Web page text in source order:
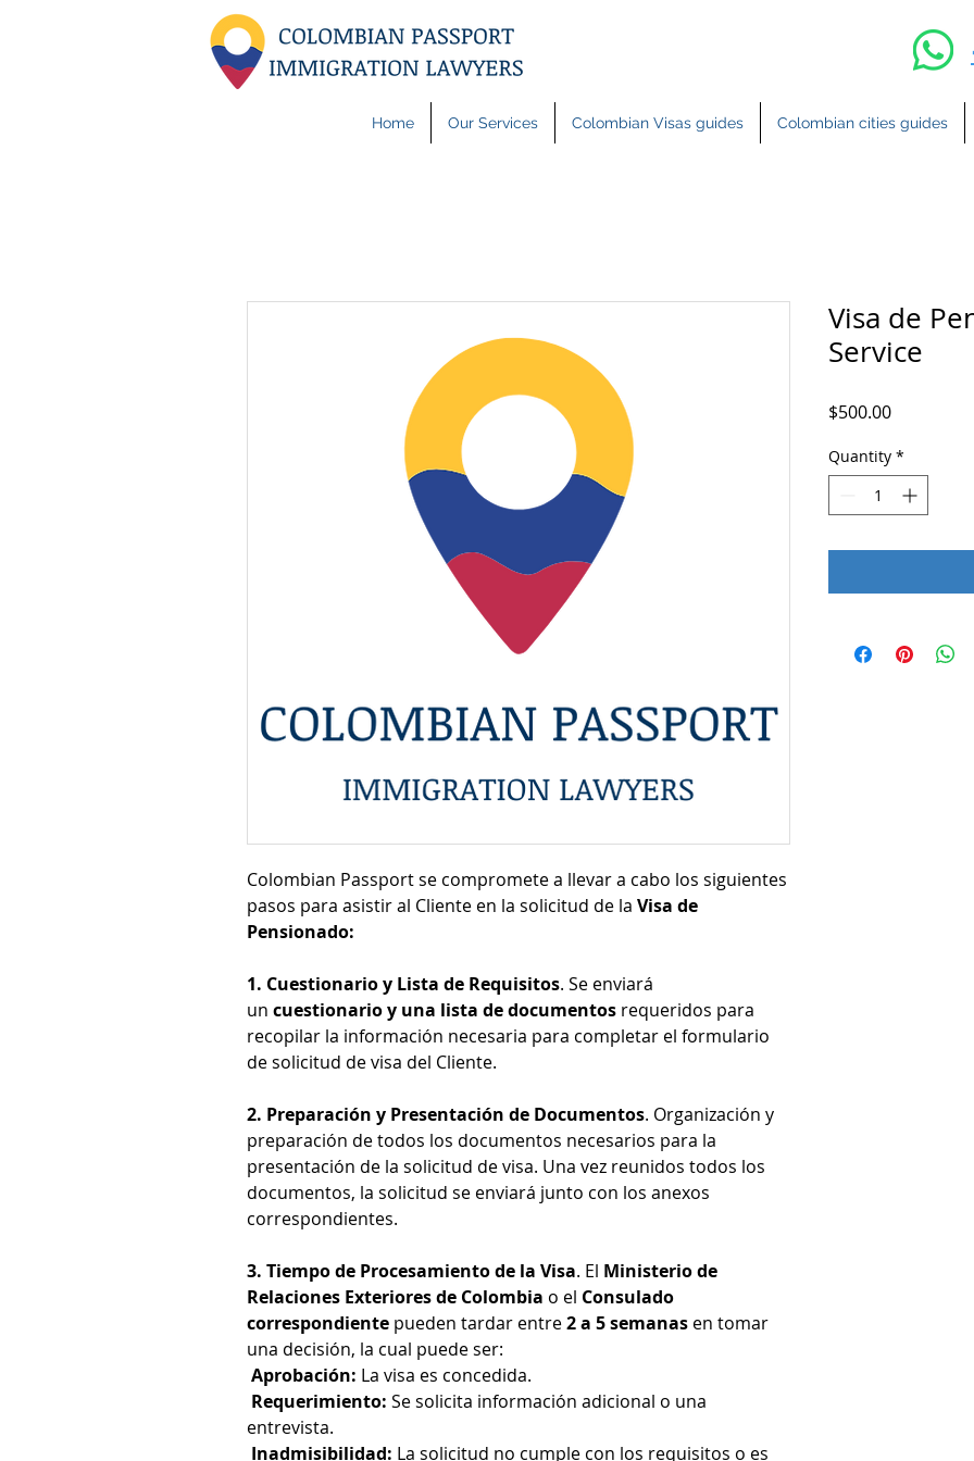
Home Our Services Colombian Visas guides Colombian cities guides
Colombian Passport se compromete a llevar a cabo los siguientes
pasos para asistir al Cliente en la solicitud de la Visa de
Pensionado:
1. Cuestionario y Lista de Requisitos. Se enviará
un cuestionario y una lista de documentos requeridos para
recopilar la información necesaria para completar el formulario
de solicitud de visa del Cliente.
2. Preparación y Presentación de Documentos. Organización y
preparación de todos los documentos necesarios para la
presentación de la solicitud de visa. Una vez reunidos todos los
documentos, la solicitud se enviará junto con los anexos
correspondientes.
3. Tiempo de Procesamiento de la Visa. El Ministerio de
Relaciones Exteriores de Colombia o el Consulado
correspondiente pueden tardar entre2 a 5 semanas en tomar
una decisión, la cual puede ser:
Aprobación: La visa es concedida.
Requerimiento: Se solicita información adicional o una
entrevista.
Inadmisibilidad: La solicitud no cumple con los requisitos o es
Visa de
Service
$500.00Price
Quantity *